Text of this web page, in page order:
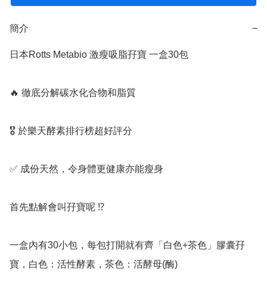
簡介 −
日本Rotts Metabio 激瘦吸脂孖寶 一盒30包
🔥 徹底分解碳水化合物和脂質
🎖 於樂天酵素排行榜超好評分
✅️ 成份天然，令身體更健康亦能瘦身
首先點解會叫孖寶呢 ⁉️
一盒內有30小包，每包打開就有齊「白色+茶色」膠囊孖
寶，白色：活性酵素，茶色：活酵母(酶)